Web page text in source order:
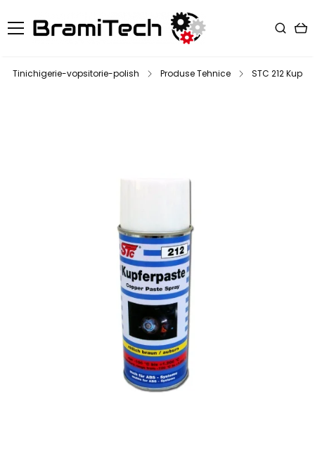
Tinichigerie-vopsitorie-polish Produse Tehnice STC 212